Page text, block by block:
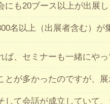
にも20ブース以上が出展
名以上（出展者含む）が
ば、セミナーも一緒にや
とが多かったのですが、
して会話が成立していて